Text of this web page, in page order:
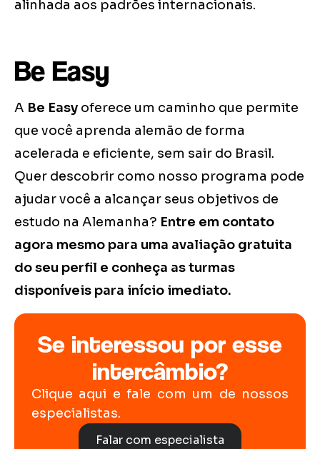
alinhada aos padrões internacionais.
Be Easy
A Be Easy oferece um caminho que permite
que você aprenda alemão de forma
acelerada e eficiente, sem sair do Brasil.
Quer descobrir como nosso programa pode
ajudar você a alcançar seus objetivos de
estudo na Alemanha? Entre em contato
agora mesmo para uma avaliação gratuita
do seu perfil e conheça as turmas
disponíveis para início imediato.
Se interessou por esse
intercâmbio?
Clique aqui e fale com um de nossos
especialistas.
Falar com especialista